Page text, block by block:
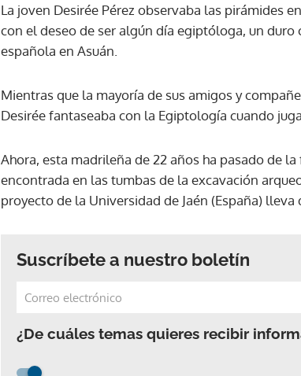
La joven Desirée Pérez observaba las pirámides
con el deseo de ser algún día egiptóloga, un duro
española en Asuán.
Mientras que la mayoría de sus amigos y
Desirée fantaseaba con la Egiptología cuando
Ahora, esta madrileña de 22 años ha pasado de
encontrada en las tumbas de la excavación
proyecto de la Universidad de Jaén (España) lleva
Suscríbete a nuestro boletín
¿De cuáles temas quieres recibir